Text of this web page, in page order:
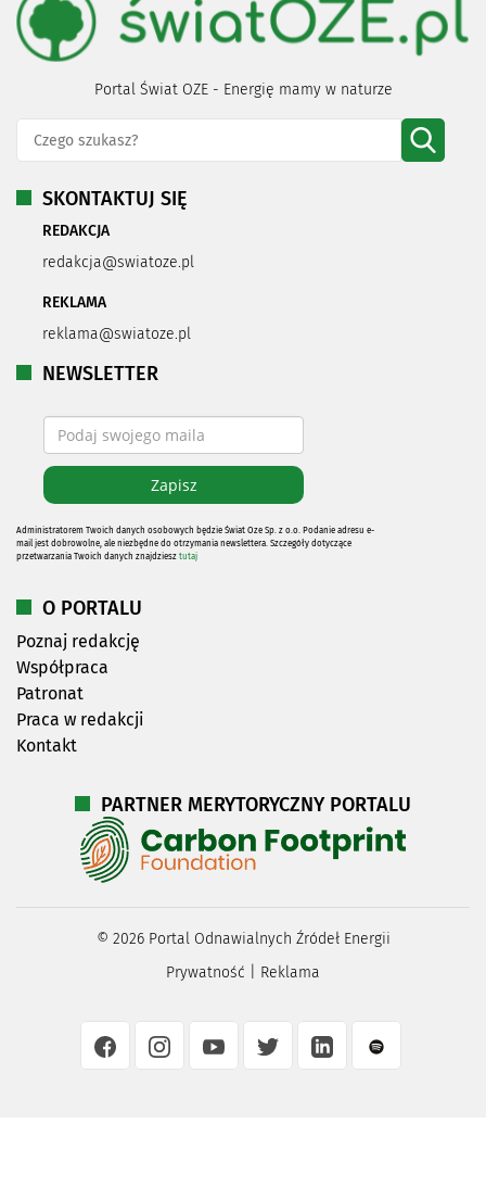
Portal Świat OZE - Energię mamy w naturze
SKONTAKTUJ SIĘ
REDAKCJA
redakcja@swiatoze.pl
REKLAMA
reklama@swiatoze.pl
NEWSLETTER
Administratorem Twoich danych osobowych będzie Świat Oze Sp. z o.o. Podanie adresu e-
mail jest dobrowolne, ale niezbędne do otrzymania newslettera. Szczegóły dotyczące
przetwarzania Twoich danych znajdziesz tutaj
O PORTALU
Poznaj redakcję
Współpraca
Patronat
Praca w redakcji
Kontakt
PARTNER MERYTORYCZNY PORTALU
© 2026Portal Odnawialnych Źródeł Energii
Prywatność
Reklama